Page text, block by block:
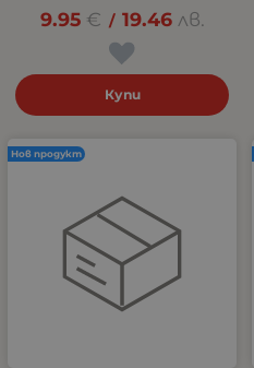
9.95 € / 19.46 лв.
Купи
Нов продукт